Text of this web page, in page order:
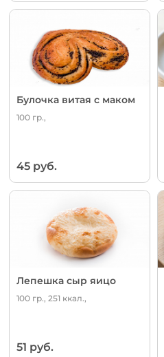
Булочка витая с маком
100 гр.,
45 руб.
Лепешка сыр яицо
100 гр., 251 ккал.,
51 руб.